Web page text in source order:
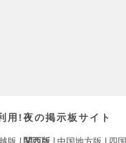
用!夜の掲示板サイト